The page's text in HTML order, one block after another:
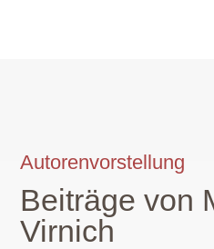
Autorenvorstellung
Beiträge von
Virnich